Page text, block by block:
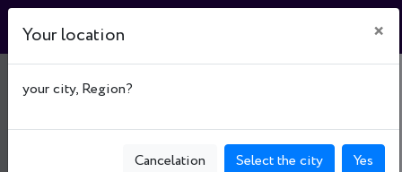
РАДІО "ПЛАНЕТА"
Пирятинська, буд. 129
Your location ×
your city, Region?
Cancelation Select the city Yes